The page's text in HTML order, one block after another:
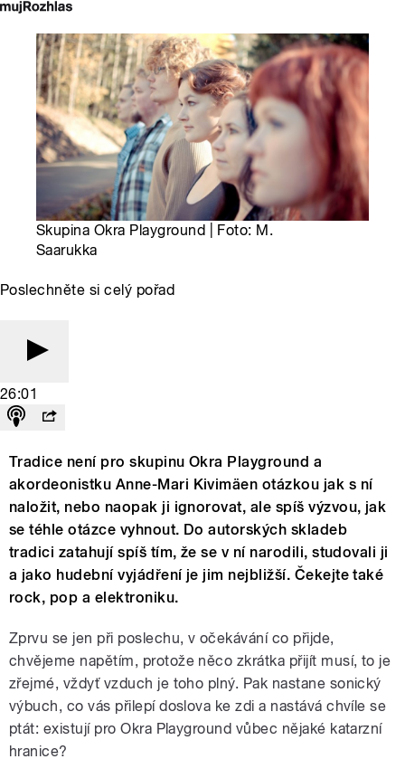
Skupina Okra Playground | Foto: M.
Saarukka
Poslechněte si celý pořad
26:01
Tradice není pro skupinu Okra Playground a
akordeonistku Anne-Mari Kivimäen otázkou jak s ní
naložit, nebo naopak ji ignorovat, ale spíš výzvou, jak
se téhle otázce vyhnout. Do autorských skladeb
tradici zatahují spíš tím, že se v ní narodili, studovali ji
a jako hudební vyjádření je jim nejbližší. Čekejte také
rock, pop a elektroniku.
Zprvu se jen při poslechu, v očekávání co přijde,
chvějeme napětím, protože něco zkrátka přijít musí, to je
zřejmé, vždyť vzduch je toho plný. Pak nastane sonický
výbuch, co vás přilepí doslova ke zdi a nastává chvíle se
ptát: existují pro Okra Playground vůbec nějaké katarzní
hranice?